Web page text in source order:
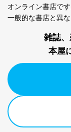
オンライン書店です
一般的な書店と異な
雑誌
本屋